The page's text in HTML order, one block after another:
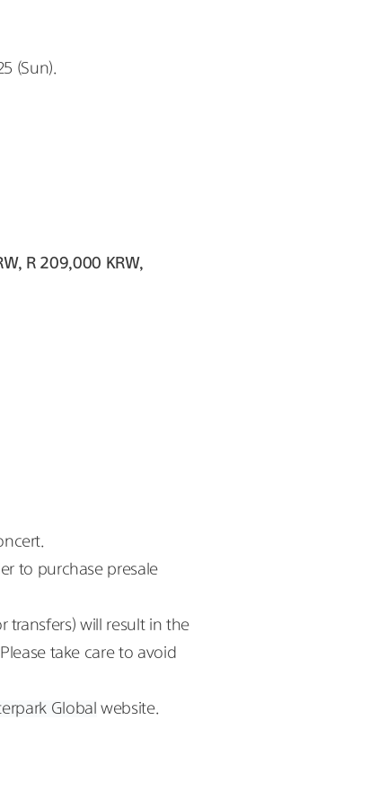
(Sun).
R 209,000 KRW,
to purchase presale
transfers) will result in the
take care to avoid
Global website.